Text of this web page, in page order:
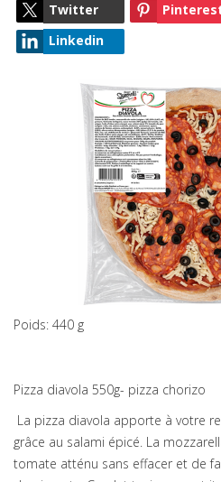
Twitter
Linkedin
Poids: 440 g
Pizza diavola 550g- pizza chorizo
La pizza diavola apporte à votre
grâce au salami épicé. La
tomate atténu sans effacer et de